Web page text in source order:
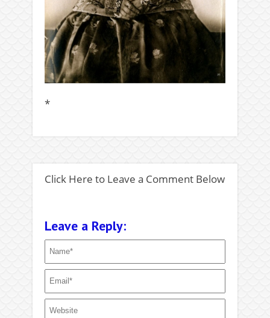
*
Click Here to Leave a Comment Below
Leave a Reply: